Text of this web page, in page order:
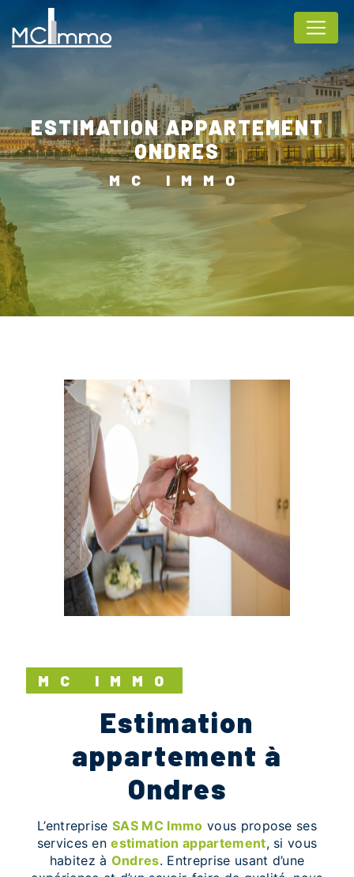
ESTIMATION APPARTEMENT
ONDRES
MC IMMO
MC IMMO
estimation
appartement à
Ondres
L’entrepriseSAS MC Immo vous propose ses
services enestimation appartement, si vous
habitez à Ondres. Entreprise usant d’une
Panneau de gestion des cookies